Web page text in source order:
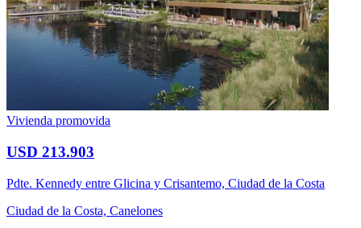
Vivienda promovida
USD 213.903
Pdte. Kennedy entre Glicina y Crisantemo, Ciudad de la Costa
Ciudad de la Costa, Canelones